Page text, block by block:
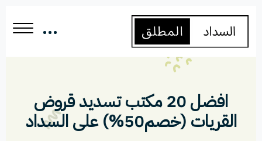
افضل 20 مكتب تسديد قروض
القريات (خصم50%) على السداد